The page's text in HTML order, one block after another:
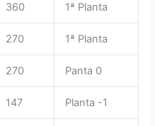
360 1ª Planta
270 1ª Planta
270 Panta 0
147 Planta -1